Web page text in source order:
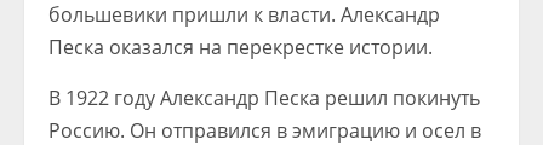
большевики пришли к власти. Александр
Песка оказался на перекрестке истории.
В 1922 году Александр Песка решил покинуть
Россию. Он отправился в эмиграцию и осел в